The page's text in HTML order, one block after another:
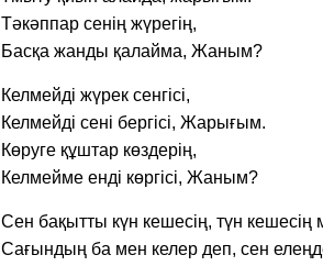
Тәкәппар сенің жүре­гің,
Басқа жанды қалайма, Жаным?
Келмейді жүрек сенгі­сі,
Келмейді сені бергі­сі, Жарығым.
Көруге құштар көзде­рің,
Келмейме енді көргі­сі, Жаным?
Сен бақытты күн кеш­есің, түн кешесің
Сағындың ба мен кел­ер деп, сен